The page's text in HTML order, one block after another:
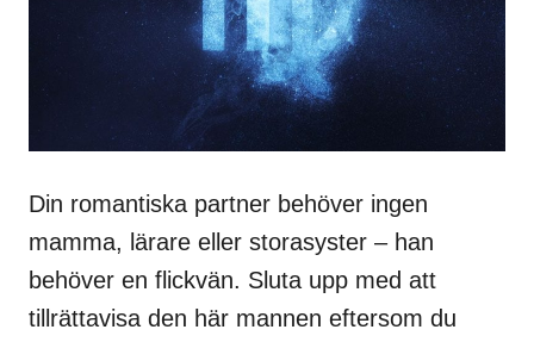
Din romantiska partner behöver ingen
mamma, lärare eller storasyster – han
behöver en flickvän. Sluta upp med att
tillrättavisa den här mannen eftersom du